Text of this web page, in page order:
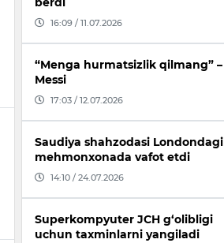
16:09 / 11.07.2026
“Menga hurmatsizlik qilmang” –
Messi
17:03 / 12.07.2026
Saudiya shahzodasi Londondagi
mehmonxonada vafot etdi
14:10 / 24.07.2026
Superkompyuter JCH g‘olibligi
uchun taxminlarni yangiladi